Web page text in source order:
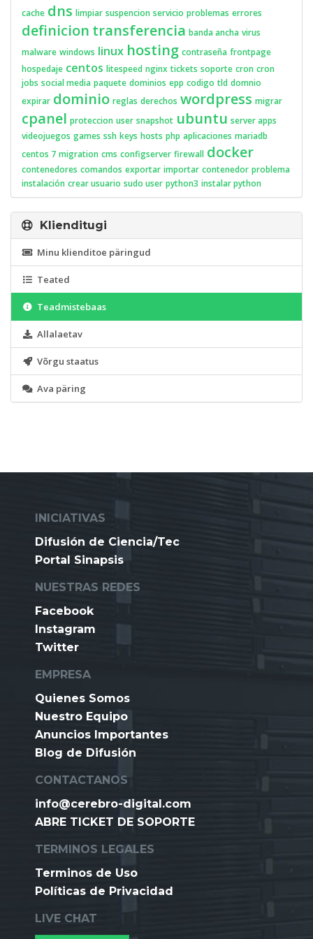
cache dns limpiar suspencion servicio problemas errores
definicion transferencia banda ancha virus
malware windows linux hosting contraseña frontpage
hospedaje centos litespeed nginx tickets soporte cron cron
jobs social media paquete dominios epp codigo tld domnio
expirar dominio reglas derechos wordpress migrar
cpanel proteccion user snapshot ubuntu server apps
videojuegos games ssh keys hosts php aplicaciones mariadb
centos 7 migration cms configserver firewall docker
contenedores comandos exportar importar contenedor problema
instalación crear usuario sudo user python3 instalar python
Klienditugi
Minu klienditoe päringud
Teated
Teadmistebaas
Allalaetav
Võrgu staatus
Ava päring
INICIATIVAS
Difusión de Ciencia/Tec
Portal Sinapsis
NUESTRAS REDES
Facebook
Instagram
Twitter
EMPRESA
Quienes Somos
Nuestro Equipo
Anuncios Importantes
Blog de Difusión
CONTACTANOS
info@cerebro-digital.com
ABRE TICKET DE SOPORTE
TERMINOS LEGALES
Terminos de Uso
Políticas de Privacidad
LIVE CHAT